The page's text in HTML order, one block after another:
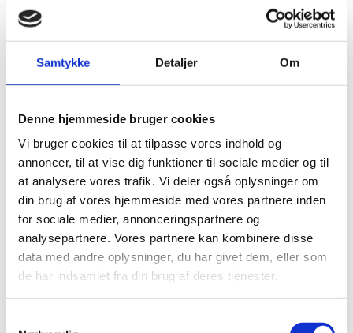
Samtykke Detaljer Om
Denne hjemmeside bruger cookies
Vi bruger cookies til at tilpasse vores indhold og
annoncer, til at vise dig funktioner til sociale medier og til
at analysere vores trafik. Vi deler også oplysninger om
din brug af vores hjemmeside med vores partnere inden
for sociale medier, annonceringspartnere og
analysepartnere. Vores partnere kan kombinere disse
data med andre oplysninger, du har givet dem, eller som
de har indsamlet fra din brug af deres tjenester.
Online Language Support
Formidling af dit projekt
Behandling af data og personoplysninger
Klagevejledning
Hjælp til administration
Har du spørgsmål til afrapportering eller bilag,